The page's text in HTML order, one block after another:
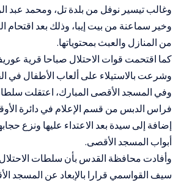
وغالب تيسير نوفل من بلدة تل، ومحمد عبد
وخير سماعنة من بيت إيبا، وذلك بعد اقتحام
من المنازل والعبث بمحتوياتها.
كما اقتحمت قوات الاحتلال صباحا قرية
وشرعت بالاستيلاء على ألعاب الأطفال في
وفي المسجد الأقصى المبارك، اعتقلت
فراس الدبس من قسم الإعلام في دائرة
إضافة إلى سيدة بعد الاعتداء عليها ونزع
أبواب المسجد الأقصى.
وأفادت محافظة القدس بأن سلطات
سيف القواسمي قرارا بالإبعاد عن المسجد